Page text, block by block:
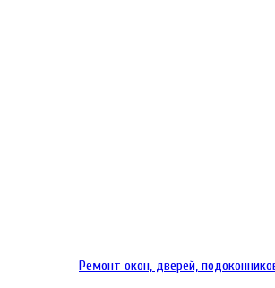
Ремонт окон, дверей,